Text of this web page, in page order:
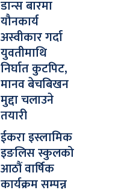
डान्स बारमा
यौनकार्य
अस्वीकार गर्दा
युवतीमाथि
निर्घात कुटपिट,
मानव बेचबिखन
मुद्दा चलाउने
तयारी
ईकरा इस्लामिक
इङलिस स्कुलको
आठौं वार्षिक
कार्यक्रम सम्पन्न